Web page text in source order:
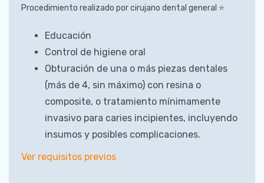
Procedimiento realizado por cirujano dental general ⭐️
Educación
Control de higiene oral
Obturación de una o más piezas dentales
(más de 4, sin máximo) con resina o
composite, o tratamiento mínimamente
invasivo para caries incipientes, incluyendo
insumos y posibles complicaciones.
Ver requisitos previos